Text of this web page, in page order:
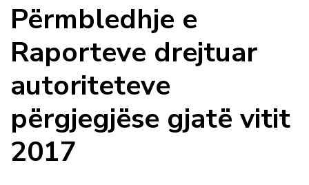
Përmbledhje e
Raporteve drejtuar
autoriteteve
përgjegjëse gjatë vitit
2017